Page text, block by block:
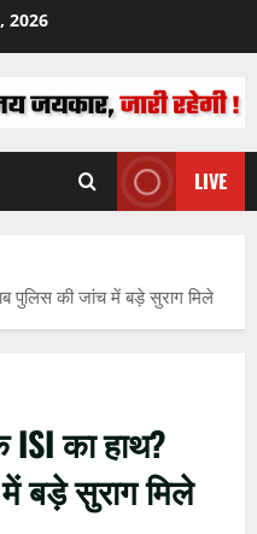
2026
LIVE
पुलिस की जांच में बड़े सुराग मिले
ISI का हाथ?
बड़े सुराग मिले